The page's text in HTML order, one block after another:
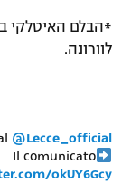
*הבלם האיטלקי בן
לוורונה.
@Lecce_official
Il comunicato
okUY6Gcy